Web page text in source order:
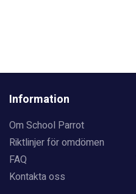
Information
Om School Parrot
Riktlinjer för omdömen
FAQ
Kontakta oss